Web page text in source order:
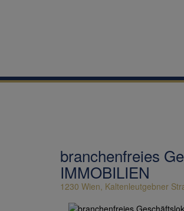
branchenfreies
IMMOBILIEN
1230 Wien, Kaltenleutgebner